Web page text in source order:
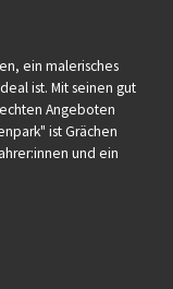
ein malerisches
ist. Mit seinen gut
Angeboten
ist Grächen
und ein